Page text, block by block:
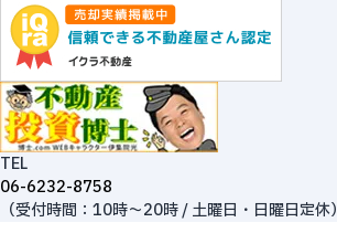
TEL
06-6232-8758
（受付時間：10時～20時 / 土曜日・日曜日定休）